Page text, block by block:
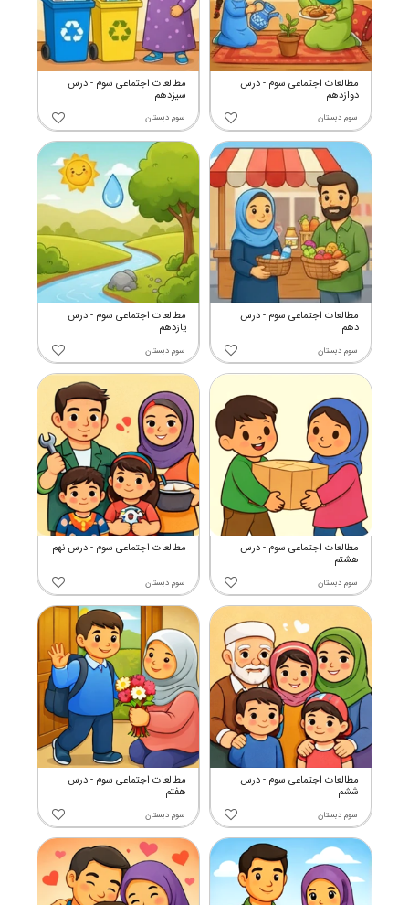
مطالعات اجتماعی سوم - درس
سیزدهم
سوم دبستان
مطالعات اجتماعی سوم - درس
دوازدهم
سوم دبستان
مطالعات اجتماعی سوم - درس
یازدهم
سوم دبستان
مطالعات اجتماعی سوم - درس
دهم
سوم دبستان
مطالعات اجتماعی سوم - درس نهم
سوم دبستان
مطالعات اجتماعی سوم - درس
هشتم
سوم دبستان
مطالعات اجتماعی سوم - درس
هفتم
سوم دبستان
مطالعات اجتماعی سوم - درس
ششم
سوم دبستان